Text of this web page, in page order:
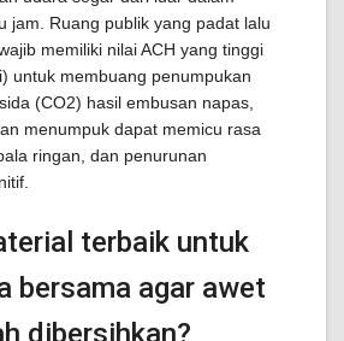
jam. Ruang publik yang padat lalu
memiliki nilai ACH yang tinggi
untuk membuang penumpukan
(CO2) hasil embusan napas,
menumpuk dapat memicu rasa
ringan, dan penurunan
terbaik untuk
bersama agar awet
dibersihkan?